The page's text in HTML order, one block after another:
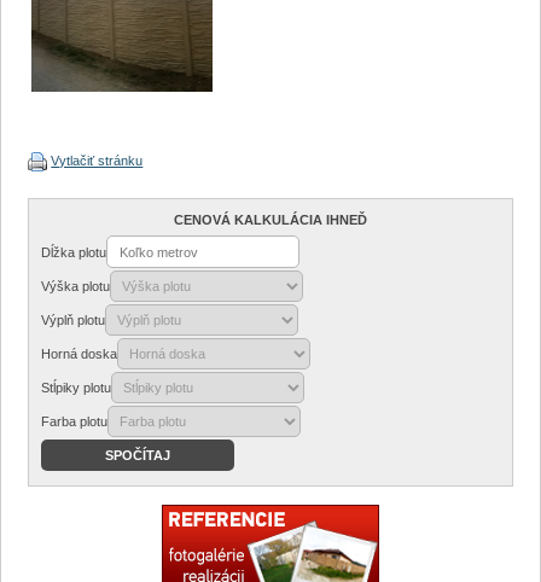
Vytlačiť stránku
CENOVÁ KALKULÁCIA IHNEĎ
Dĺžka plotu
Výška plotu
Výplň plotu
Horná doska
Stĺpiky plotu
Farba plotu